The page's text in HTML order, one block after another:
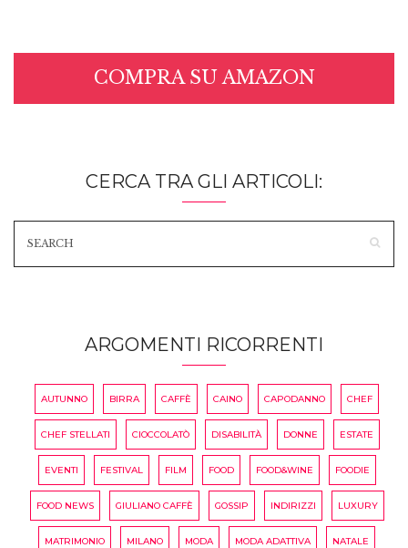
COMPRA SU AMAZON
CERCA TRA GLI ARTICOLI:
ARGOMENTI RICORRENTI
AUTUNNO BIRRA CAFFÈ CAINO CAPODANNO CHEF
CHEF STELLATI CIOCCOLATÒ DISABILITÀ DONNE ESTATE
EVENTI FESTIVAL FILM FOOD FOOD&WINE FOODIE
FOOD NEWS GIULIANO CAFFÈ GOSSIP INDIRIZZI LUXURY
MATRIMONIO MILANO MODA MODA ADATTIVA NATALE